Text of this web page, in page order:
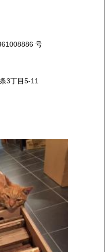
島根県
長崎県
大分県
鹿児島県
号
3丁目5-11